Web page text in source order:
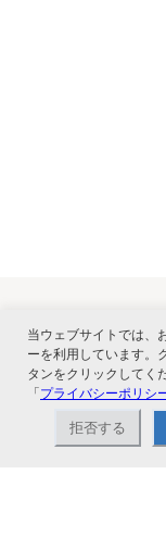
当ウェブサイトでは、
ーを利用しています。
タンをクリックしてく
「プライバシーポリシ
拒否する